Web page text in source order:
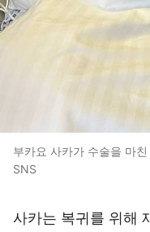
부카요 사카가 수술을 마
SNS
사카는 복귀를 위해